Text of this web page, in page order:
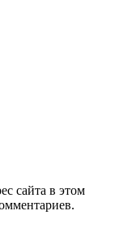
сайта в этом